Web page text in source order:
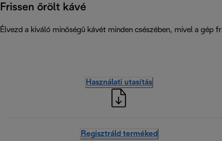
Frissen őrölt kávé
Élvezd a kiváló minőségű kávét minden csészében, mivel a gép
Használati utasítás
Regisztráld terméked